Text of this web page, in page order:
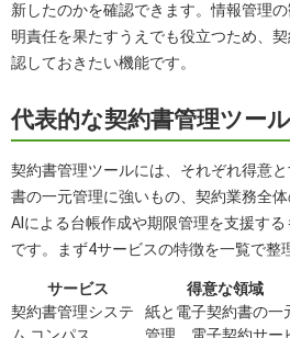
新したのかを確認できます。情報管理
明責任を果たすうえでも役立つため、
認しておきたい機能です。
代表的な契約書管理ツール
契約書管理ツールには、それぞれ得意
書の一元管理に強いもの、契約業務全体
AIによる台帳作成や期限管理を支援す
です。まず4サービスの特徴を一覧で整
サービス 得意な領域
契約書管理システ
紙と電子契約書の一